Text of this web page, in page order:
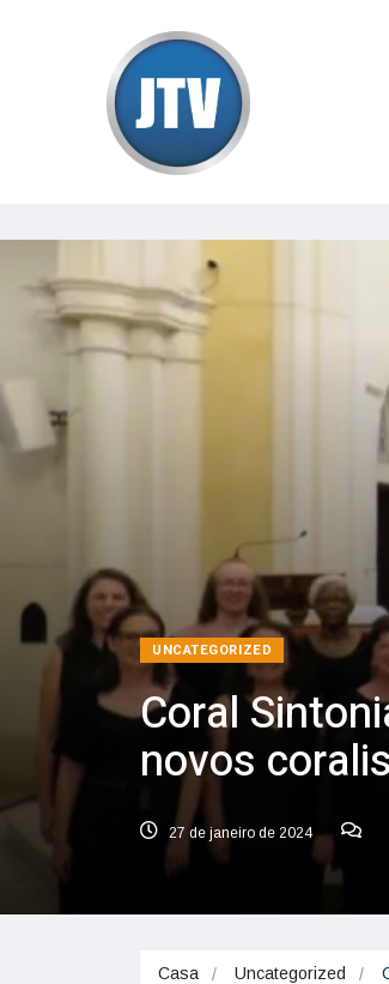
UNCATEGORIZED
Coral
novos
27 de janeiro de 2024
Casa Uncategorized